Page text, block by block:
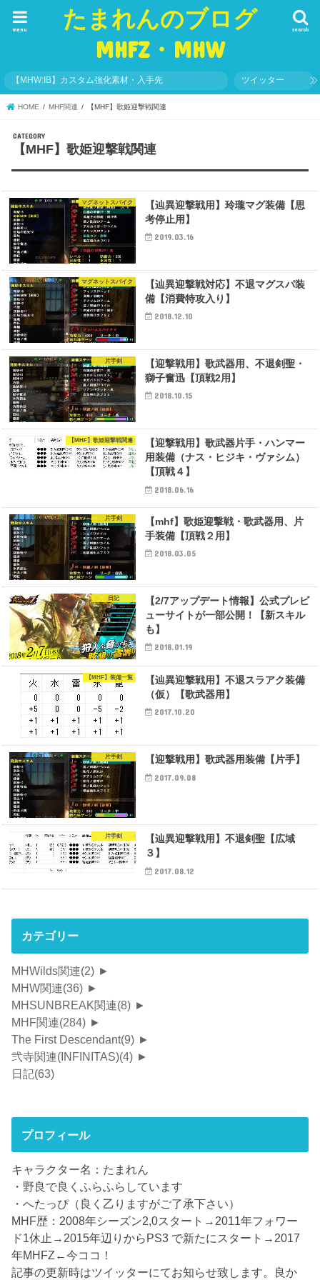
たまれんのブログ
MHFZ・MHW
search
menu
【MHW:IB】カスタム強化素材・入手先 ツイッター
HOME MHF関連 【MHF】歌姫迎撃戦関連
【MHF】歌姫迎撃戦関連
マグネットスパイク
【辿異迎撃戦用】玲瓏マグ装備【思
考停止用】
2019.03.16
マグネットスパイク
【辿異迎撃戦対応】不退マグスパ装
備【消費特攻入り】
2018.12.10
片手剣
【迎撃戦用】歌武器用、不退剣聖・
獅子奮迅【頂戦2用】
2018.10.15
【MHF】歌姫迎撃戦関連
【迎撃戦用】歌武器片手・ハンマー
用装備（ナス・ヒジキ・ヴァシム）
【頂戦４】
2018.06.16
片手剣
【mhf】歌姫迎撃戦・歌武器用、片
手装備【頂戦２用】
2018.03.05
日記
【2/7アップデート情報】公式プレビ
ューサイトが一部公開！【新スキル
も】
2018.01.19
【MHF】装備一覧
【辿異迎撃戦用】不退スラアク装備
（仮）【歌武器用】
2017.10.20
片手剣 【迎撃戦用】歌武器用装備【片手】
2017.09.08
片手剣
【辿異迎撃戦用】不退剣聖【広域
３】
2017.08.12
カテゴリー
MHWilds関連(2) ►
MHW関連(36) ►
MHSUNBREAK関連(8) ►
MHF関連(284) ►
The First Descendant(9) ►
弐寺関連(INFINITAS)(4) ►
日記(63)
プロフィール
キャラクター名：たまれん
・野良で良くふらふらしています
・へたっぴ（良く乙りますがご了承下さい）
MHF歴：2008年シーズン2,0スタート→2011年フォワー
ド1休止→2015年辺りからPS3 で新たにスタート→2017
年MHFZ←今ココ！
記事の更新時はツイッターにてお知らせ致します。良か